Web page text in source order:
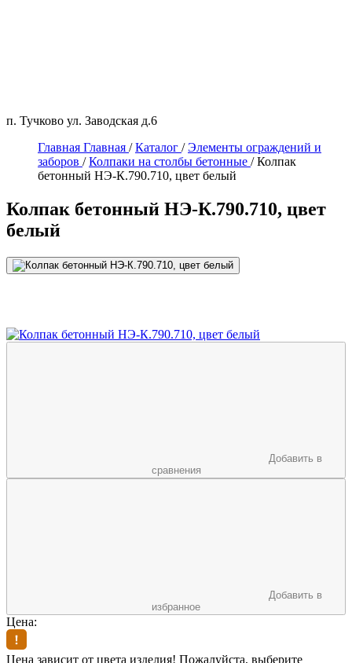
п. Тучково ул. Заводская д.6
Главная Главная / Каталог / Элементы ограждений и
заборов / Колпаки на столбы бетонные / Колпак
бетонный НЭ-К.790.710, цвет белый
Колпак бетонный НЭ-К.790.710, цвет
белый
Добавить в
сравнения
Добавить в
избранное
Цена:
Цена зависит от цвета изделия! Пожалуйста, выберите